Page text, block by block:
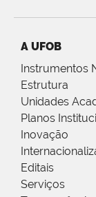
A UFOB
Instrumentos
Estrutura
Unidades
Planos
Inovação
Editais
Serviços